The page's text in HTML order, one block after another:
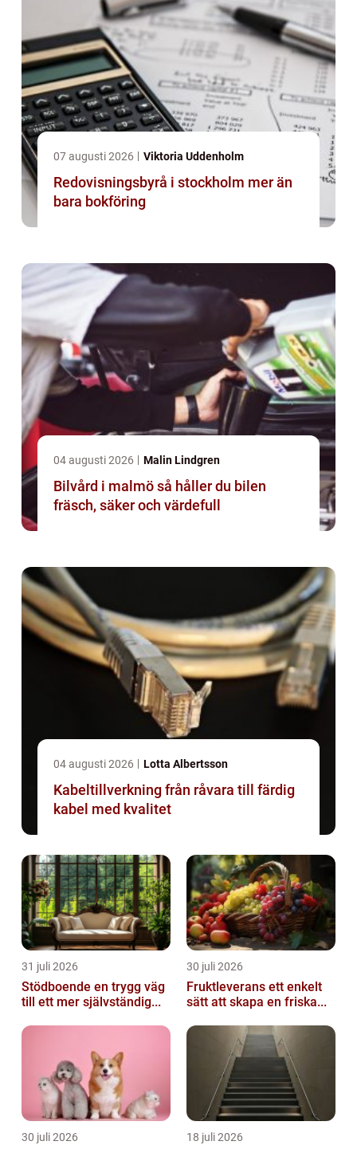
07 augusti 2026 Viktoria Uddenholm
Redovisningsbyrå i stockholm mer än
bara bokföring
04 augusti 2026 Malin Lindgren
Bilvård i malmö så håller du bilen
fräsch, säker och värdefull
04 augusti 2026 Lotta Albertsson
Kabeltillverkning från råvara till färdig
kabel med kvalitet
31 juli 2026
Stödboende en trygg väg
till ett mer självständig...
30 juli 2026
Fruktleverans ett enkelt
sätt att skapa en friska...
30 juli 2026 18 juli 2026